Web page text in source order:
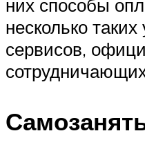
них способы
несколько
сервисов,